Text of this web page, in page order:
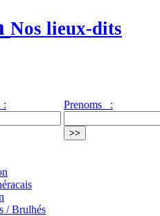
Nos lieux-dits
Prenoms :
/ Brulhés